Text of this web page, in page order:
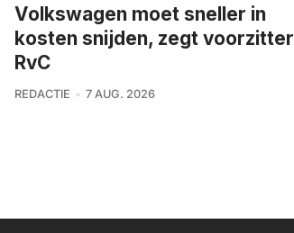
Volkswagen moet sneller in
kosten snijden, zegt voorzitter
RvC
REDACTIE 7 AUG. 2026